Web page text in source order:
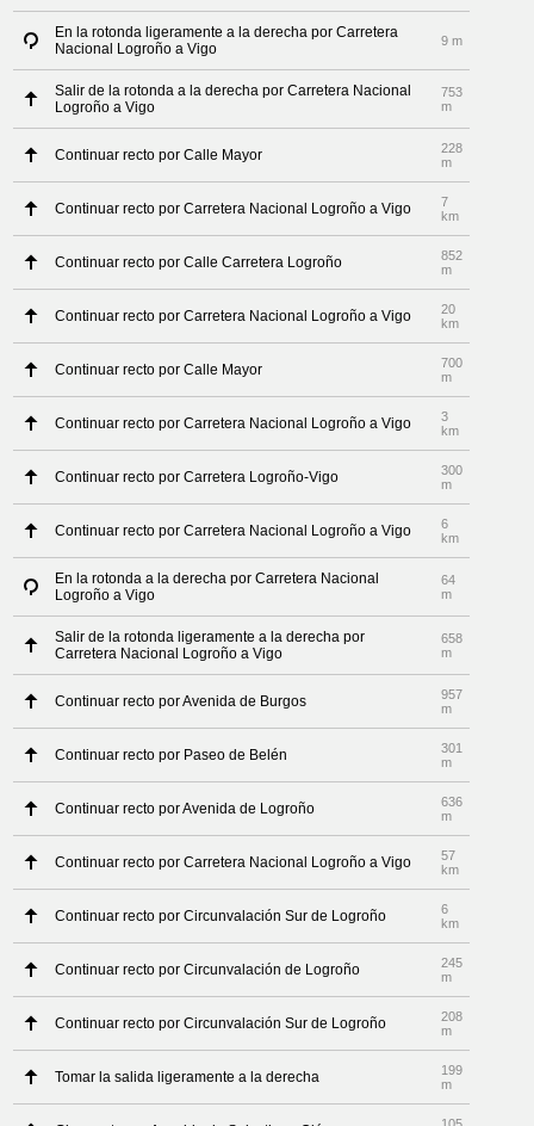
En la rotonda ligeramente a la derecha por Carretera
Nacional Logroño a Vigo
9 m
Salir de la rotonda a la derecha por Carretera Nacional
Logroño a Vigo
753
m
Continuar recto por Calle Mayor
228
m
Continuar recto por Carretera Nacional Logroño a Vigo
7
km
Continuar recto por Calle Carretera Logroño
852
m
Continuar recto por Carretera Nacional Logroño a Vigo
20
km
Continuar recto por Calle Mayor
700
m
Continuar recto por Carretera Nacional Logroño a Vigo
3
km
Continuar recto por Carretera Logroño-Vigo
300
m
Continuar recto por Carretera Nacional Logroño a Vigo
6
km
En la rotonda a la derecha por Carretera Nacional
Logroño a Vigo
64
m
Salir de la rotonda ligeramente a la derecha por
Carretera Nacional Logroño a Vigo
658
m
Continuar recto por Avenida de Burgos
957
m
Continuar recto por Paseo de Belén
301
m
Continuar recto por Avenida de Logroño
636
m
Continuar recto por Carretera Nacional Logroño a Vigo
57
km
Continuar recto por Circunvalación Sur de Logroño
6
km
Continuar recto por Circunvalación de Logroño
245
m
Continuar recto por Circunvalación Sur de Logroño
208
m
Tomar la salida ligeramente a la derecha
199
m